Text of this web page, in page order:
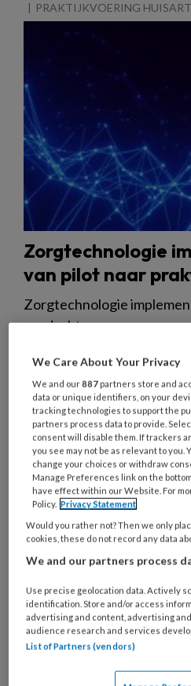
PRAKTIJKVOERING
Zorgtechnologie
van pilot naar
Zorgtechnologie
aandacht voor
de praktijk te laten werken.
5 AUGUSTUS 2026
PRAKTIJKVOERING
We Care About Your Privacy
We and our887 partners store and
data or unique identifiers, on your
tracking technologies to support the
partners process data to provide.
consent will disable them. If trackers
you see may not be as relevant to you.
change your choices or withdraw
Manage Preferences link on the
have effect within our Website. For
Policy. Privacy Statement
Would you rather not? Then we only
cookies, these do not record any data
We and our partners process
Use precise geolocation data. Actively
identification. Store and/or access
advertising and content, advertising
audience research and services
List of Partners (vendors)